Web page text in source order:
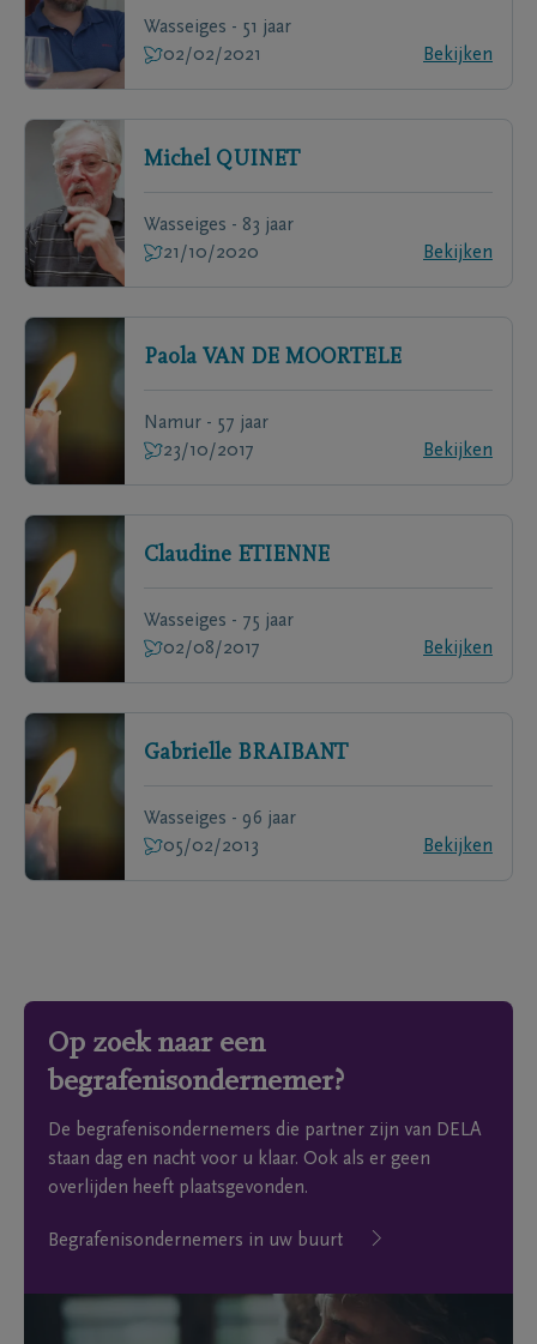
Wasseiges - 51 jaar
02/02/2021
Bekijken
Michel QUINET
Wasseiges - 83 jaar
21/10/2020
Bekijken
Paola VAN DE MOORTELE
Namur - 57 jaar
23/10/2017
Bekijken
Claudine ETIENNE
Wasseiges - 75 jaar
02/08/2017
Bekijken
Gabrielle BRAIBANT
Wasseiges - 96 jaar
05/02/2013
Bekijken
Op zoek naar een
begrafenisondernemer?
De begrafenisondernemers die partner zijn van DELA
staan dag en nacht voor u klaar. Ook als er geen
overlijden heeft plaatsgevonden.
Begrafenisondernemers in uw buurt